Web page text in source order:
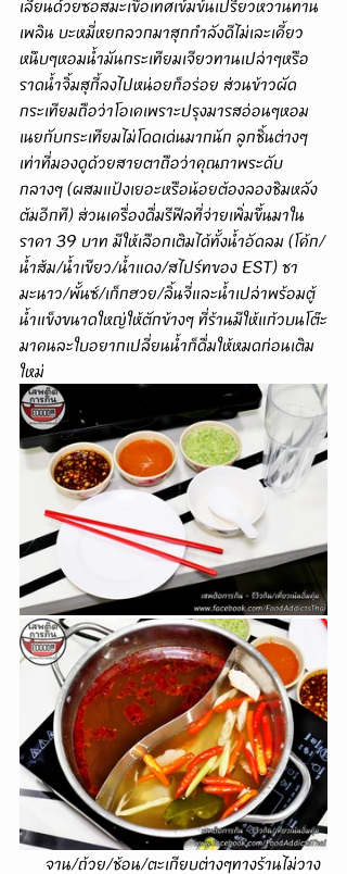
เลี่ยนด้วยซอสมะเขือเทศเข้มข้นเปรี้ยวหวานทาน
เพลิน บะหมี่หยกลวกมาสุกกำลังดีไม่เละเคี้ยว
หนึบๆหอมน้ำมันกระเทียมเจียวทานเปล่าๆหรือ
ราดน้ำจิ้มสุกี้ลงไปหน่อยก็อร่อย ส่วนข้าวผัด
กระเทียมถือว่าโอเคเพราะปรุงมารสอ่อนๆหอม
เนยกับกระเทียมไม่โดดเด่นมากนัก ลูกชิ้นต่างๆ
เท่าที่มองดูด้วยสายตาถือว่าคุณภาพระดับ
กลางๆ (ผสมแป้งเยอะหรือน้อยต้องลองชิมหลัง
ต้มอีกที) ส่วนเครื่องดื่มรีฟีลที่จ่ายเพิ่มขึ้นมาใน
ราคา 39 บาท มีให้เลือกเติมได้ทั้งน้ำอัดลม (โค้ก/
น้ำส้ม/น้ำเขียว/น้ำแดง/สไปร์ทของ EST) ชา
มะนาว/พั้นซ์/เก็กฮวย/ลิ้นจี่และน้ำเปล่าพร้อมตู้
น้ำแข็งขนาดใหญ่ให้ตักข้างๆ ที่ร้านมีให้แก้วบนโต๊ะ
มาคนละใบอยากเปลี่ยนน้ำก็ดื่มให้หมดก่อนเติม
ใหม่